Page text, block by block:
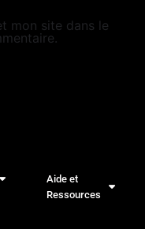
mon site dans le
Aide et
Ressources